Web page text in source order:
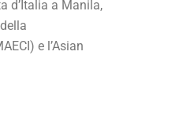
d’Italia a Manila,
e l’Asian